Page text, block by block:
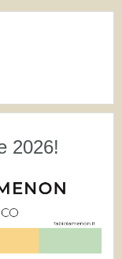
2026!